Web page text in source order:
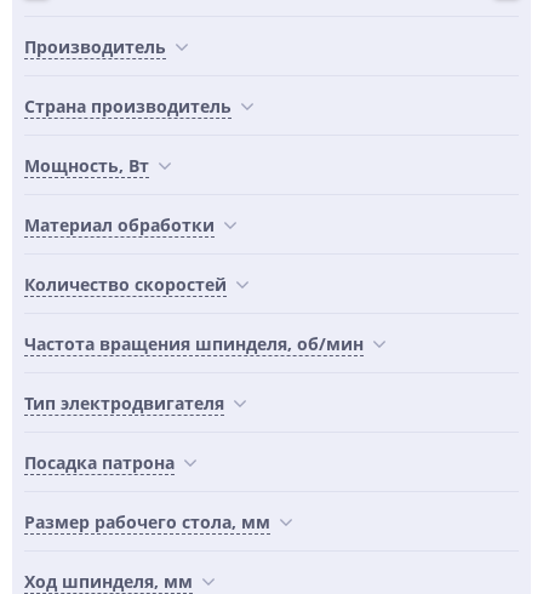
Производитель
Страна производитель
Мощность, Вт
Материал обработки
Количество скоростей
Частота вращения шпинделя, об/мин
Тип электродвигателя
Посадка патрона
Размер рабочего стола, мм
Ход шпинделя, мм